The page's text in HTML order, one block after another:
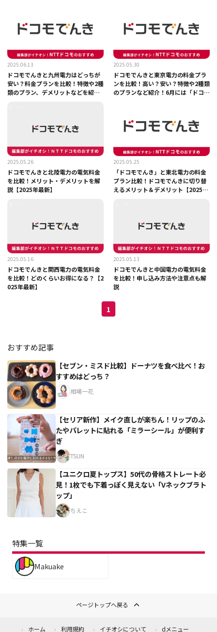
2025.06.13
ドコモでんきと九州電力はどっちが
安い？料金プランを比較！特徴や2種
類のプラン、デメリットなどを紹介
2025.05.30
ドコモでんきと東京電力の料金プラ
ンを比較！高い？安い？特徴や2種類
のプランなど紹介！6月には「ドコモ
2025.05.26
ドコモでんきと北陸電力の電気料金
を比較！メリット・デメリットを解
説【2025年最新】
2025.05.25
「ドコモでんき」と東北電力の料金
プラン比較！ドコモでんきに切り替
えるメリット＆デメリット【2025年
2025.05.16
ドコモでんきと関西電力の電気料金
を比較！どのくらいお得になる？【2
025年最新】
2025.05.13
ドコモでんきと中国電力の電気料金
を比較！申し込み方法や注意点も解
説
1
おすすめ記事
【セブン・ミスド比較】ドーナツを食べ比べ！お
すすめはどっち？
相場一花
【セリア新作】メイク直しが楽ちん！リップのふ
たやパレットに貼れる「ミラーシール」が便利す
ぎ
TSUN
【ユニクロ夏トップス】50代の骨格ストレート必
見！1枚でも下着っぽく見えない「Vネックブラト
ップ」
ちえこ
特集一覧
Makuake
ページトップへ戻る
ホーム 利用規約 イチオシについて dメニュー